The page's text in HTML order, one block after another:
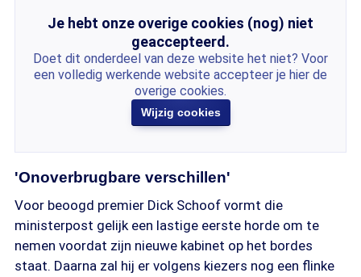
Je hebt onze overige cookies (nog) niet
geaccepteerd.
Doet dit onderdeel van deze website het niet? Voor
een volledig werkende website accepteer je hier de
overige cookies.
Wijzig cookies
'Onoverbrugbare verschillen'
Voor beoogd premier Dick Schoof vormt die
ministerpost gelijk een lastige eerste horde om te
nemen voordat zijn nieuwe kabinet op het bordes
staat. Daarna zal hij er volgens kiezers nog een flinke